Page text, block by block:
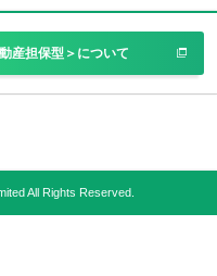
産担保型＞について
All Rights Reserved.